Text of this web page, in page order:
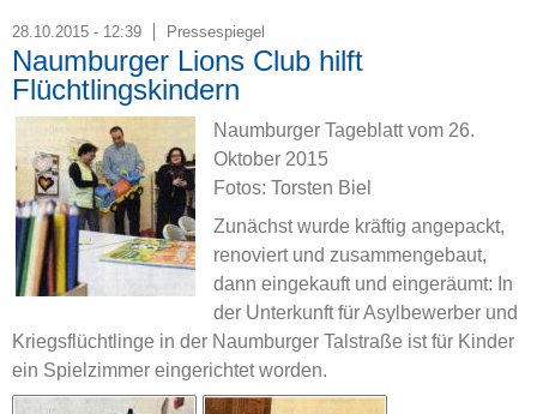
28.10.2015 - 12:39 Pressespiegel
Naumburger Lions Club hilft
Flüchtlingskindern
Naumburger Tageblatt vom 26.
Oktober 2015
Fotos: Torsten Biel
Zunächst wurde kräftig angepackt,
renoviert und zusammengebaut,
dann eingekauft und eingeräumt: In
der Unterkunft für Asylbewerber und
Kriegsflüchtlinge in der Naumburger Talstraße ist für Kinder
ein Spielzimmer eingerichtet worden.